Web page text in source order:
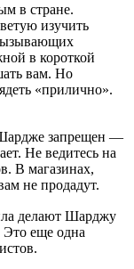
в стране.
изучить
в короткой
вам. Но
«прилично».
запрещен —
Не ведитесь на
В магазинах,
не продадут.
делают Шарджу
Это еще одна